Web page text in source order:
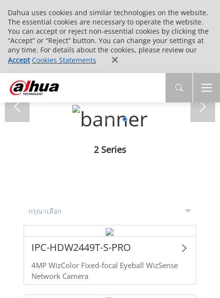
Dahua uses cookies and similar technologies on the website.
The essential cookies are necessary to operate the website.
You can accept or reject non-essential cookies by clicking the
“Accept” or “Reject” button. You can change your settings at
any time. For details about the cookies, please review our
Accept Cookies Statements
2 Series
IPC-HDW2449T-S-PRO
4MP WizColor Fixed-focal Eyeball WizSense
Network Camera